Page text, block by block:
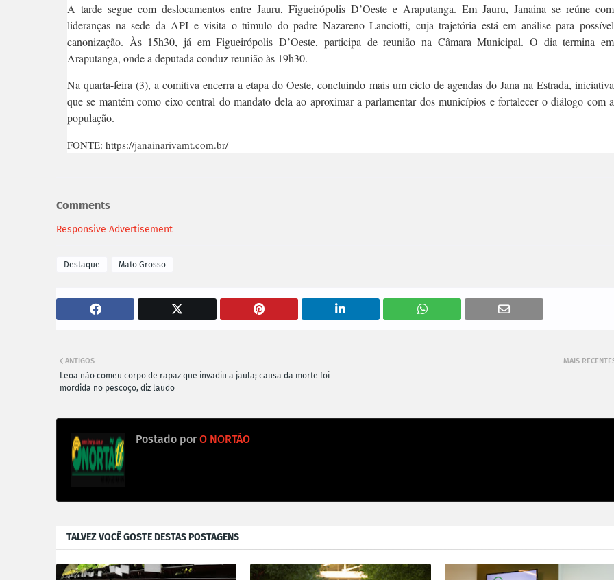
A tarde segue com deslocamentos entre Jauru, Figueirópolis D’Oeste e Araputanga. Em Jauru, Janaina se reúne com
lideranças na sede da API e visita o túmulo do padre Nazareno Lanciotti, cuja trajetória está em análise para possível
canonização. Às 15h30, já em Figueirópolis D’Oeste, participa de reunião na Câmara Municipal. O dia termina em
Araputanga, onde a deputada conduz reunião às 19h30.
Na quarta-feira (3), a comitiva encerra a etapa do Oeste, concluindo mais um ciclo de agendas do Jana na Estrada, iniciativa
que se mantém como eixo central do mandato dela ao aproximar a parlamentar dos municípios e fortalecer o diálogo com a
população.
FONTE: https://janainarivamt.com.br/
Comments
Responsive Advertisement
Destaque Mato Grosso
MAIS
ANTIGOS
Leoa não comeu corpo de rapaz que invadiu a jaula; causa da morte foi
mordida no pescoço, diz laudo
Postado por O NORTÃO
TALVEZ VOCÊ GOSTE DESTAS POSTAGENS